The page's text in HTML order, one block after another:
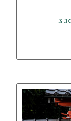
3
DECOUVRIR